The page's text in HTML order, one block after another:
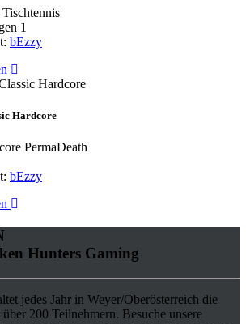
1
bEzzy
Hardcore
PermaDeath
bEzzy
Hunters Gaming
jedes Jahr in Weyer/Oberösterreich die
200 Teilnehmern. Besuche unsere